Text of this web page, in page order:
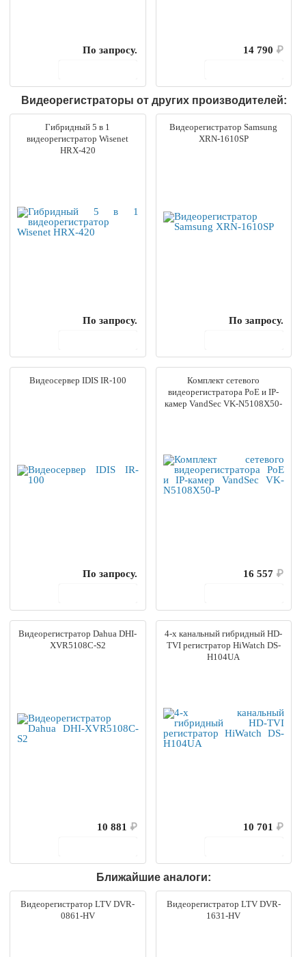
По запросу.
14 790 ₽
Видеорегистраторы от других производителей:
Гибридный 5 в 1
видеорегистратор Wisenet
HRX-420
По запросу.
Видеорегистратор Samsung
XRN-1610SP
По запросу.
Видеосервер IDIS IR-100
По запросу.
Комплект сетевого
видеорегистратора PoE и IP-
камер VandSec VK-N5108X50-
16 557 ₽
Видеорегистратор Dahua DHI-
XVR5108C-S2
10 881 ₽
4-х канальный гибридный HD-
TVI регистратор HiWatch DS-
H104UA
10 701 ₽
Ближайшие аналоги:
Видеорегистратор LTV DVR-
0861-HV
Видеорегистратор LTV DVR-
1631-HV